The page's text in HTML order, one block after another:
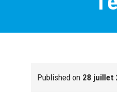
Published on 28 juillet